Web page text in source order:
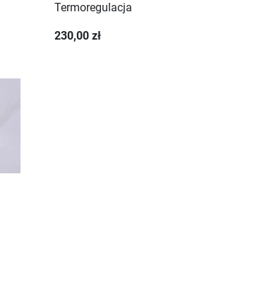
Termoregulacja
230,00 zł